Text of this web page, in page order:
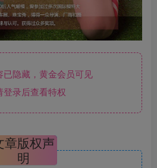
隐藏，黄金会员可见
录后查看特权
章版权声
明